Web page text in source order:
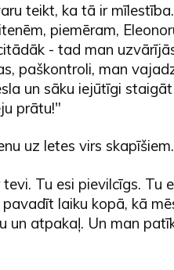
teikt, ka tā ir
piemēram,
- tad man
paškontroli, man
un sāku iejūtīgi
prātu!"
uz letes virs
Tu esi pievilcīgs. Tu
laiku kopā, kā
un atpakaļ. Un man